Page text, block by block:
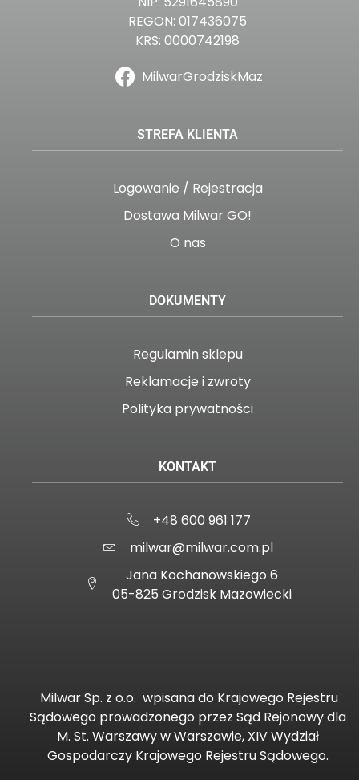
REGON: 017436075
KRS: 0000742198
MilwarGrodziskMaz
STREFA KLIENTA
Logowanie / Rejestracja
Dostawa Milwar GO!
O nas
DOKUMENTY
Regulamin sklepu
Reklamacje i zwroty
Polityka prywatności
KONTAKT
+48 600 961 177
milwar@milwar.com.pl
Jana Kochanowskiego 6
05-825 Grodzisk Mazowiecki
Milwar Sp. z o.o. wpisana do Krajowego Rejestru
Sądowego prowadzonego przez Sąd Rejonowy dla
M. St. Warszawy w Warszawie, XIV Wydział
Gospodarczy Krajowego Rejestru Sądowego.